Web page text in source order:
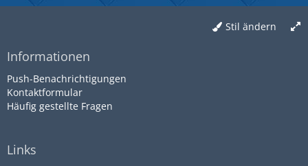
Stil ändern
Informationen
Push-Benachrichtigungen
Kontaktformular
Häufig gestellte Fragen
Links